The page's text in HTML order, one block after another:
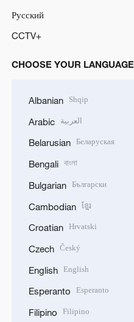
Русский
CCTV+
CHOOSE YOUR LANGUAGE
Albanian Shqip
Arabic العربية
Belarusian Беларуская
Bengali বাংলা
Bulgarian Български
Cambodian ខ្មែរ
Croatian Hrvatski
Czech Český
English English
Esperanto Esperanto
Filipino Filipino